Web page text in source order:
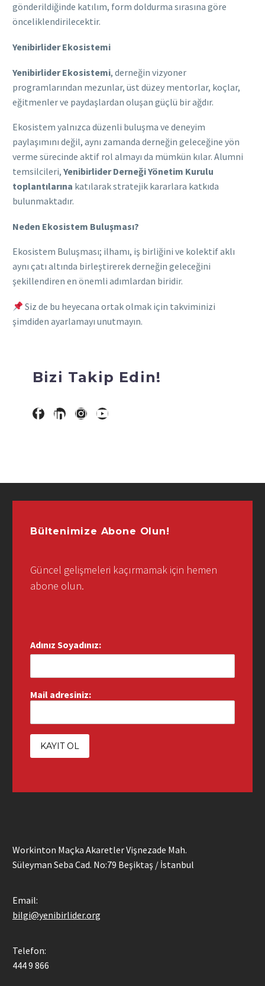
gönderildiğinde katılım, form doldurma sırasına göre
önceliklendirilecektir.
Yenibirlider Ekosistemi
Yenibirlider Ekosistemi, derneğin vizyoner
programlarından mezunlar, üst düzey mentorlar, koçlar,
eğitmenler ve paydaşlardan oluşan güçlü bir ağdır.
Ekosistem yalnızca düzenli buluşma ve deneyim
paylaşımını değil, aynı zamanda derneğin geleceğine yön
verme sürecinde aktif rol almayı da mümkün kılar. Alumni
temsilcileri, Yenibirlider Derneği Yönetim Kurulu
toplantılarına katılarak stratejik kararlara katkıda
bulunmaktadır.
Neden Ekosistem Buluşması?
Ekosistem Buluşması; ilhamı, iş birliğini ve kolektif aklı
aynı çatı altında birleştirerek derneğin geleceğini
şekillendiren en önemli adımlardan biridir.
Siz de bu heyecana ortak olmak için takviminizi
şimdiden ayarlamayı unutmayın.
Bizi Takip Edin!
Workinton Maçka Akaretler Vişnezade Mah.
Süleyman Seba Cad. No:79 Beşiktaş / İstanbul
Email:
bilgi@yenibirlider.org
Telefon:
444 9 866
Bültenimize Abone Olun!
Güncel gelişmeleri kaçırmamak için hemen
abone olun.
Adınız Soyadınız:
Mail adresiniz: